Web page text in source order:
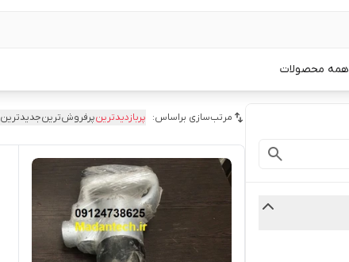
همه محصولات
مرتب‌سازی براساس: پربازدیدترینپرفروش‌ترینجدیدترین